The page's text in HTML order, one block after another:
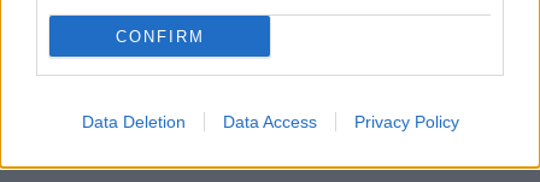
CONFIRM
Data Deletion Data Access Privacy Policy
magyar érettségi